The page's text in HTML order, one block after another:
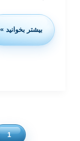
تجزیه
و
دهیم؟
(+
بیشتر بخوانید »
1